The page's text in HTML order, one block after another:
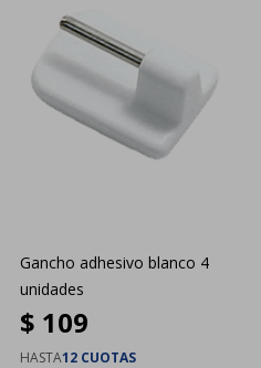
Gancho adhesivo blanco 4
unidades
$ 109
HASTA12 CUOTAS